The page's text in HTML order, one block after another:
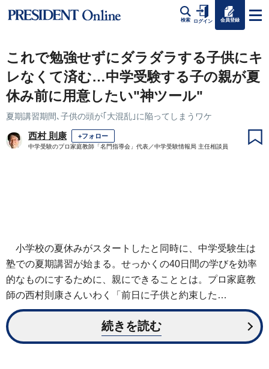
検索 ログイン 会員登録
これで勉強せずにダラダラする子供にキ
レなくて済む…中学受験する子の親が夏
休み前に用意したい"神ツール"
夏期講習期間､子供の頭が｢大混乱｣に陥ってしまうワケ
西村 則康 +フォロー
中学受験のプロ家庭教師「名門指導会」代表／中学受験情報局 主任相談員
小学校の夏休みがスタートしたと同時に、中学受験生は
塾での夏期講習が始まる。せっかくの40日間の学びを効率
的なものにするために、親にできることとは。プロ家庭教
師の西村則康さんいわく「前日に子供と約束した…
続きを読む